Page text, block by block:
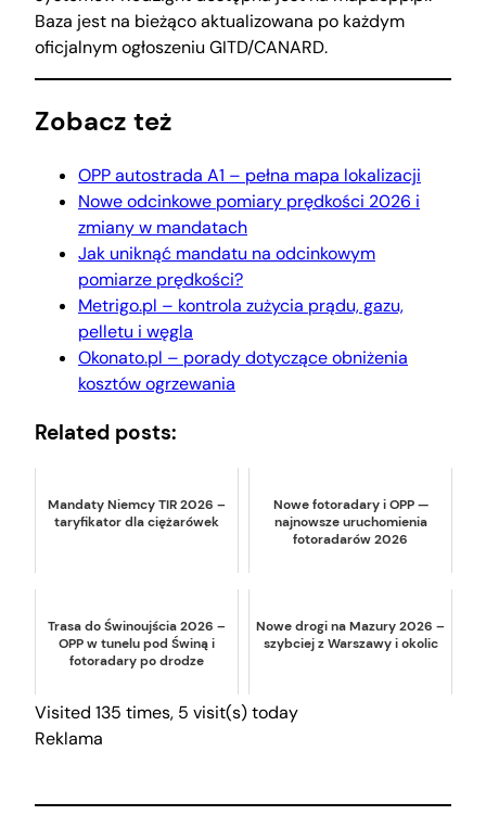
Baza jest na bieżąco aktualizowana po każdym
oficjalnym ogłoszeniu GITD/CANARD.
Zobacz też
OPP autostrada A1 – pełna mapa lokalizacji
Nowe odcinkowe pomiary prędkości 2026 i
zmiany w mandatach
Jak uniknąć mandatu na odcinkowym
pomiarze prędkości?
Metrigo.pl – kontrola zużycia prądu, gazu,
pelletu i węgla
Okonato.pl – porady dotyczące obniżenia
kosztów ogrzewania
Related posts:
Mandaty Niemcy TIR 2026 –
taryfikator dla ciężarówek
Nowe fotoradary i OPP —
najnowsze uruchomienia
fotoradarów 2026
Trasa do Świnoujścia 2026 –
OPP w tunelu pod Świną i
fotoradary po drodze
Nowe drogi na Mazury 2026 –
szybciej z Warszawy i okolic
Visited 135 times, 5 visit(s) today
Reklama